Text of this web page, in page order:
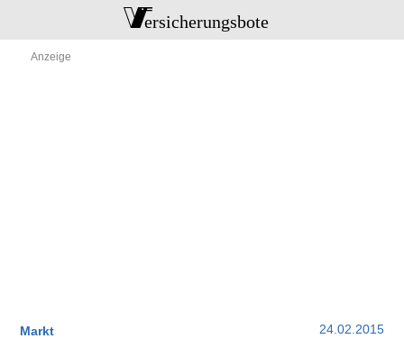
24.02.2015
Markt